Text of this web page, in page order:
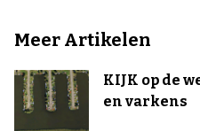
Meer Artikelen
KIJK op de
en varkens